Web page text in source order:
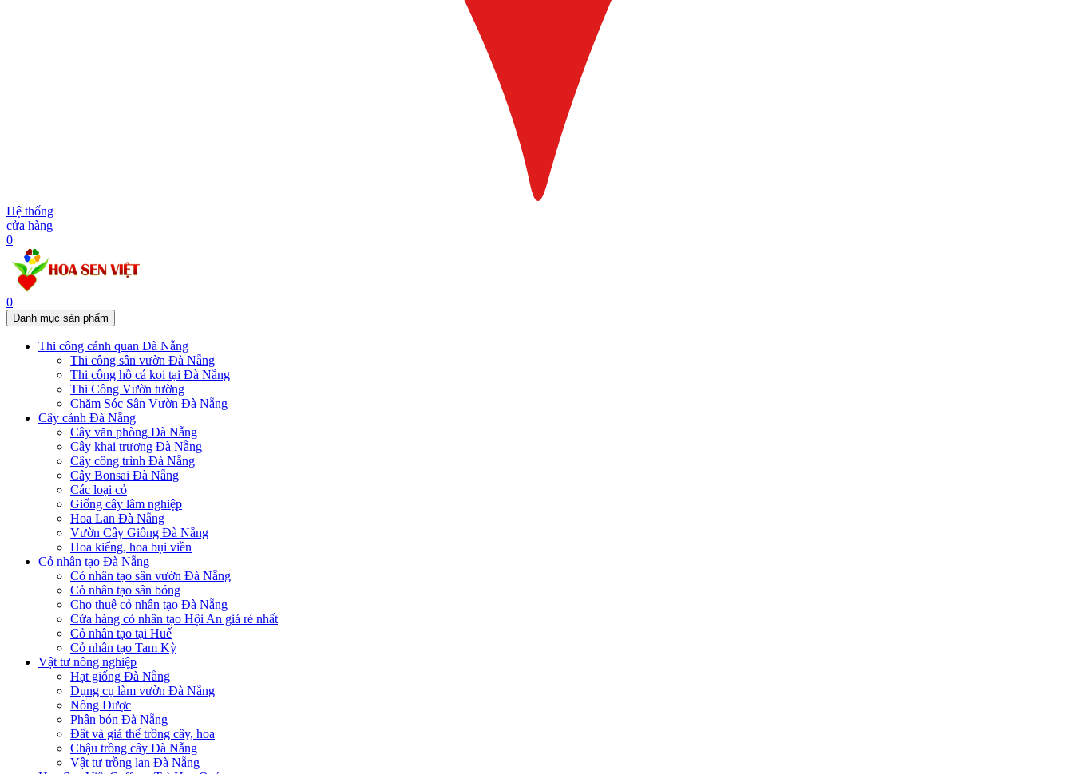
Hệ thống
cửa hàng
0
0
Danh mục sản phẩm
Thi công cảnh quan Đà Nẵng
Thi công sân vườn Đà Nẵng
Thi công hồ cá koi tại Đà Nẵng
Thi Công Vườn tường
Chăm Sóc Sân Vườn Đà Nẵng
Cây cảnh Đà Nẵng
Cây văn phòng Đà Nẵng
Cây khai trương Đà Nẵng
Cây công trình Đà Nẵng
Cây Bonsai Đà Nẵng
Các loại cỏ
Giống cây lâm nghiệp
Hoa Lan Đà Nẵng
Vườn Cây Giống Đà Nẵng
Hoa kiểng, hoa bụi viền
Cỏ nhân tạo Đà Nẵng
Cỏ nhân tạo sân vườn Đà Nẵng
Cỏ nhân tạo sân bóng
Cho thuê cỏ nhân tạo Đà Nẵng
Cửa hàng cỏ nhân tạo Hội An giá rẻ nhất
Cỏ nhân tạo tại Huế
Cỏ nhân tạo Tam Kỳ
Vật tư nông nghiệp
Hạt giống Đà Nẵng
Dụng cụ làm vườn Đà Nẵng
Nông Dược
Phân bón Đà Nẵng
Đất và giá thể trồng cây, hoa
Chậu trồng cây Đà Nẵng
Vật tư trồng lan Đà Nẵng